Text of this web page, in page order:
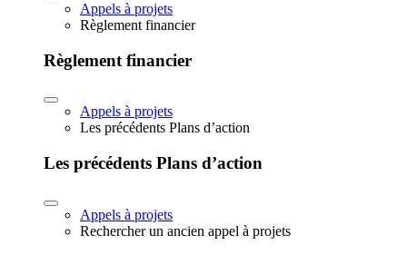
Appels à projets
Règlement financier
Règlement financier
Appels à projets
Les précédents Plans d’action
Les précédents Plans d’action
Appels à projets
Rechercher un ancien appel à projets